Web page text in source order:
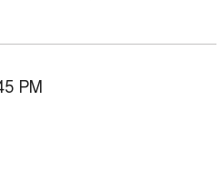
PM